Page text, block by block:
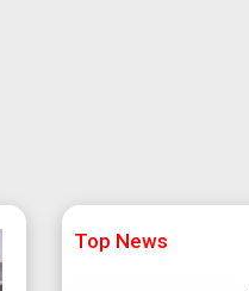
Top News